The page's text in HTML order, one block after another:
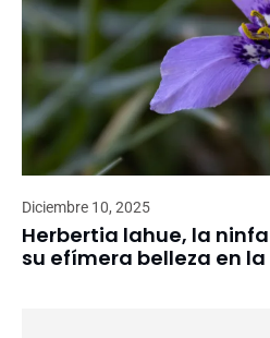
Diciembre 10, 2025
Herbertia lahue, la
su efímera belleza en la